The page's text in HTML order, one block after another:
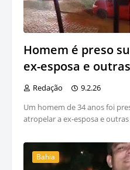
Homem é preso
ex-esposa e
Redação
9.2.26
Um homem de 34 anos foi
atropelar a ex-esposa e
Bahia